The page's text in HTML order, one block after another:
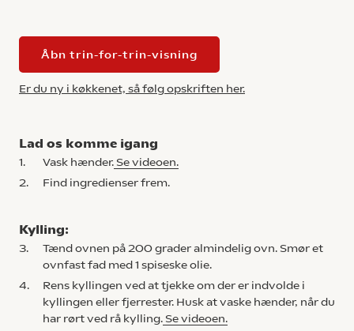
Åbn trin-for-trin-visning
Er du ny i køkkenet, så følg opskriften her.
Lad os komme igang
1. Vask hænder. Se videoen.
2.
Find ingredienser frem.
Kylling:
3.
Tænd ovnen på 200 grader almindelig ovn. Smør et
ovnfast fad med 1 spiseske olie.
4.
Rens kyllingen ved at tjekke om der er indvolde i
kyllingen eller fjerrester. Husk at vaske hænder, når du
har rørt ved rå kylling. Se videoen.